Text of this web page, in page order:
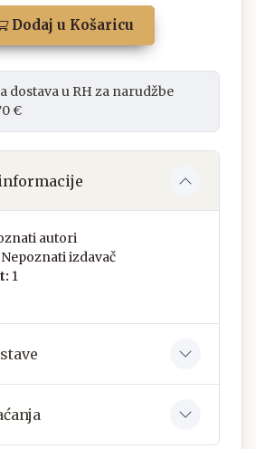
Dodaj u Košaricu
dostava u RH za narudžbe
€
autori
Nepoznati izdavač
1